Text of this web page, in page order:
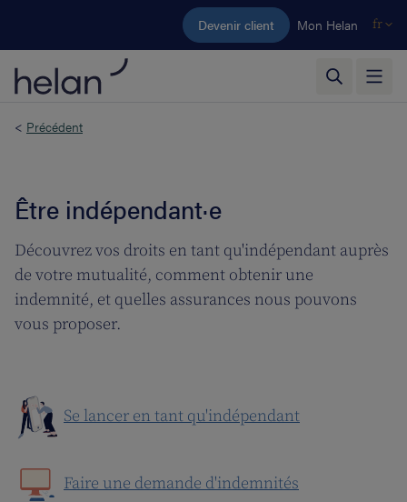
Aller au contenu principal
Devenir client Mon Helan fr
< Précédent
Être indépendant·e
Découvrez vos droits en tant qu'indépendant auprès
de votre mutualité, comment obtenir une
indemnité, et quelles assurances nous pouvons
vous proposer.
Se lancer en tant qu'indépendant
Faire une demande d'indemnités